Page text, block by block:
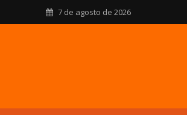
7 de agosto de 2026